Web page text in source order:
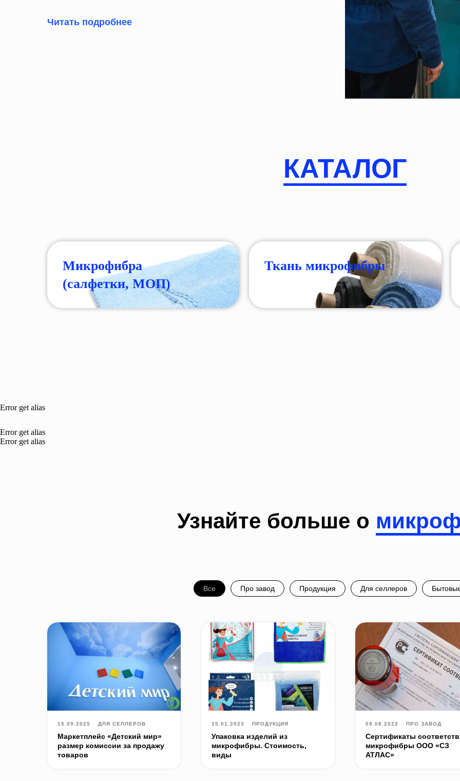
Читать подробнее
КАТАЛОГ
Микрофибра
(салфетки, МОП)
Ткань микрофибры
Error get alias
Error get alias
Error get alias
Узнайте больше о
Все Про завод Продукция Для селлеров
15.09.2025 ДЛЯ СЕЛЛЕРОВ
Маркетплейс «Детский мир»
размер комиссии за продажу
товаров
15.01.2023 ПРОДУКЦИЯ
Упаковка изделий из
микрофибры. Стоимость,
виды
09.08.2022 ПРО ЗАВОД
Сертификаты
микрофибры ООО «СЗ
АТЛАС»